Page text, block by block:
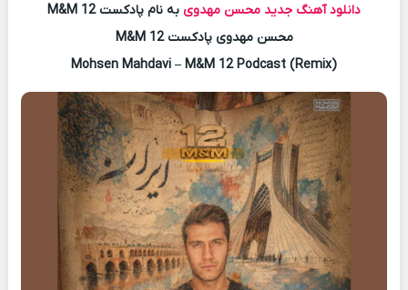
دانلود آهنگ جدید محسن مهدوی به نام پادکست M&M 12
محسن مهدوی پادکست M&M 12
Mohsen Mahdavi – M&M 12 Podcast (Remix)